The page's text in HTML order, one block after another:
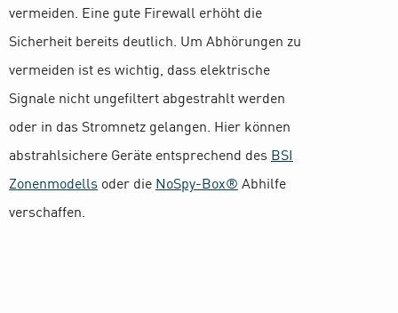
vermeiden. Eine gute Firewall erhöht die
Sicherheit bereits deutlich. Um Abhörungen zu
vermeiden ist es wichtig, dass elektrische
Signale nicht ungefiltert abgestrahlt werden
oder in das Stromnetz gelangen. Hier können
abstrahlsichere Geräte entsprechend des BSI
Zonenmodells oder die NoSpy-Box® Abhilfe
verschaffen.